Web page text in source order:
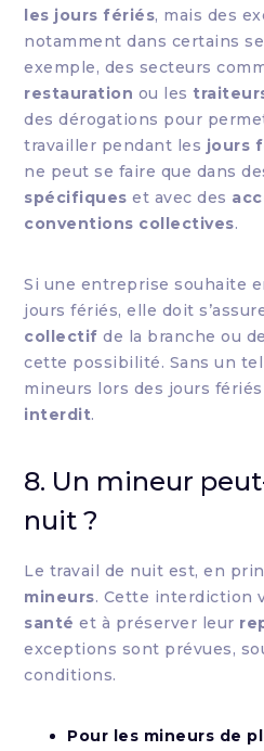
les jours fériés, mais des
notamment dans certains
exemple, des secteurs
restauration ou les
des dérogations pour
travailler pendant les jours
ne peut se faire que dans
spécifiques et avec des
conventions collectives.
Si une entreprise souhaite
jours fériés, elle doit
collectif de la branche ou
cette possibilité. Sans un
mineurs lors des jours
interdit.
8. Un mineur
nuit ?
Le travail de nuit est, en
mineurs. Cette interdiction
santé et à préserver leur
exceptions sont prévues,
conditions.
Pour les mineurs de